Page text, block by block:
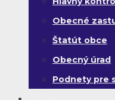
Obecné
Štatút obce
Obecný úrad
Podnety pre